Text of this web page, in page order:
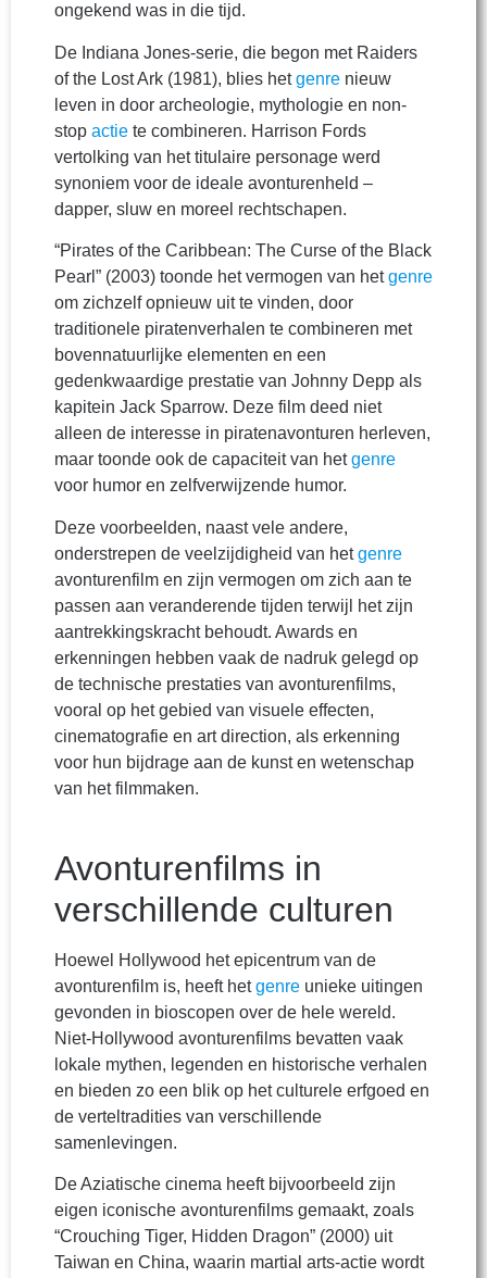
ongekend was in die tijd.
De Indiana Jones-serie, die begon met Raiders
of the Lost Ark (1981), blies hetgenre nieuw
leven in door archeologie, mythologie en non-
stop actie te combineren. Harrison Fords
vertolking van het titulaire personage werd
synoniem voor de ideale avonturenheld –
dapper, sluw en moreel rechtschapen.
“Pirates of the Caribbean: The Curse of the Black
Pearl” (2003) toonde het vermogen van hetgenre
om zichzelf opnieuw uit te vinden, door
traditionele piratenverhalen te combineren met
bovennatuurlijke elementen en een
gedenkwaardige prestatie van Johnny Depp als
kapitein Jack Sparrow. Deze film deed niet
alleen de interesse in piratenavonturen herleven,
maar toonde ook de capaciteit van hetgenre
voor humor en zelfverwijzende humor.
Deze voorbeelden, naast vele andere,
onderstrepen de veelzijdigheid van hetgenre
avonturenfilm en zijn vermogen om zich aan te
passen aan veranderende tijden terwijl het zijn
aantrekkingskracht behoudt. Awards en
erkenningen hebben vaak de nadruk gelegd op
de technische prestaties van avonturenfilms,
vooral op het gebied van visuele effecten,
cinematografie en art direction, als erkenning
voor hun bijdrage aan de kunst en wetenschap
van het filmmaken.
Avonturenfilms in
verschillende culturen
Hoewel Hollywood het epicentrum van de
avonturenfilm is, heeft hetgenre unieke uitingen
gevonden in bioscopen over de hele wereld.
Niet-Hollywood avonturenfilms bevatten vaak
lokale mythen, legenden en historische verhalen
en bieden zo een blik op het culturele erfgoed en
de verteltradities van verschillende
samenlevingen.
De Aziatische cinema heeft bijvoorbeeld zijn
eigen iconische avonturenfilms gemaakt, zoals
“Crouching Tiger, Hidden Dragon” (2000) uit
Taiwan en China, waarin martial arts-actie wordt